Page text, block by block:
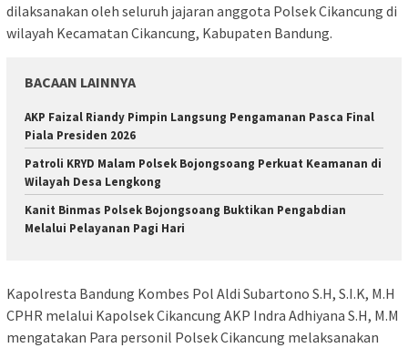
dilaksanakan oleh seluruh jajaran anggota Polsek Cikancung di
wilayah Kecamatan Cikancung, Kabupaten Bandung.
BACAAN LAINNYA
AKP Faizal Riandy Pimpin Langsung Pengamanan Pasca Final
Piala Presiden 2026
Patroli KRYD Malam Polsek Bojongsoang Perkuat Keamanan di
Wilayah Desa Lengkong
Kanit Binmas Polsek Bojongsoang Buktikan Pengabdian
Melalui Pelayanan Pagi Hari
Kapolresta Bandung Kombes Pol Aldi Subartono S.H, S.I.K, M.H
CPHR melalui Kapolsek Cikancung AKP Indra Adhiyana S.H, M.M
mengatakan Para personil Polsek Cikancung melaksanakan